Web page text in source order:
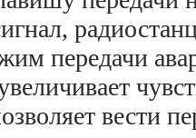
передачи
вести